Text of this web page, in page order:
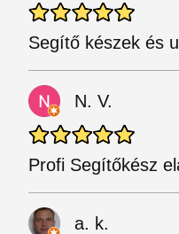
Segítő készek és
N. V.
Profi Segítőkész
a. k.